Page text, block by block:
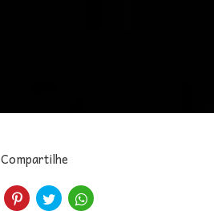
Compartilhe